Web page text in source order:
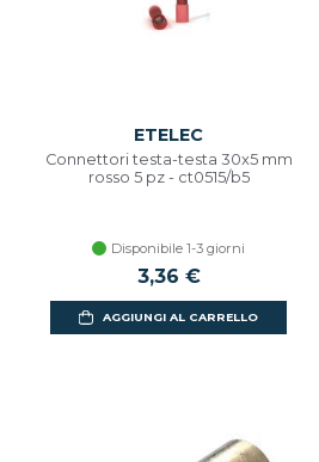
ETELEC
Connettori testa-testa 30x5 mm
rosso 5 pz - ct0515/b5
Disponibile 1-3 giorni
3,36 €
AGGIUNGI AL CARRELLO